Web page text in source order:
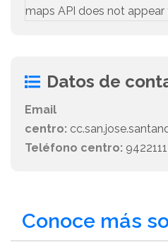
maps API does not
Datos de
Email
centro:
Teléfono centro:
Conoce más